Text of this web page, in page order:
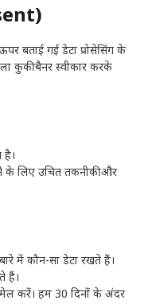
बताई गई डेटा प्रोसेसिंग के
कुकी बैनर स्वीकार करके
है।
लिए उचित तकनीकी और
में कौन-सा डेटा रखते हैं।
हैं।
करें। हम 30 दिनों के अंदर